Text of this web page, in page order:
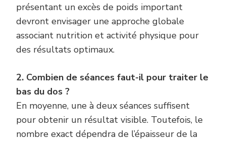
présentant un excès de poids important
devront envisager une approche globale
associant nutrition et activité physique pour
des résultats optimaux.
2. Combien de séances faut-il pour traiter le
bas du dos ?
En moyenne, une à deux séances suffisent
pour obtenir un résultat visible. Toutefois, le
nombre exact dépendra de l’épaisseur de la